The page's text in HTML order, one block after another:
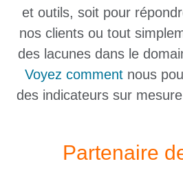
et outils, soit pour
nos clients ou tout
des lacunes dans le
Voyez commentnous
des indicateurs sur
Partenaire